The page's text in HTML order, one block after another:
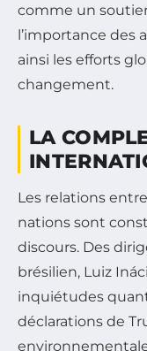
comme un
l’importance des
ainsi les efforts
changement.
LA
Les relations
nations sont
discours. Des
brésilien, Luiz
inquiétudes
déclarations de